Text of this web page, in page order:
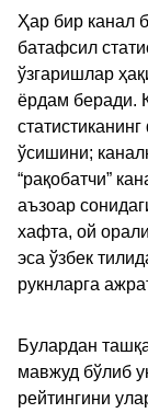
Ҳар бир канал
батафсил
ўзгаришлар
ёрдам беради.
ўсишини;
“рақобатчи”
аъзоар
хафта, ой
эса ўзбек
рукнларга
Булардан
мавжуд бўлиб
рейтингини